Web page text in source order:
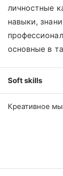
личностные
навыки,
основные в
Soft skills
Креативное